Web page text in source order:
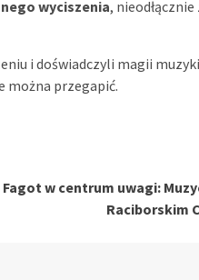
wyciszenia,
i doświadczyli magii
można przegapić.
Fagot w centrum uwagi:
Raciborskim